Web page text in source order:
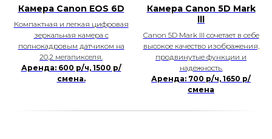
Камера Canon EOS 6D
Компактная и легкая цифровая
зеркальная камера с
полнокадровым датчиком на
20,2 мегапикселя.
Аренда: 600 р/ч, 1500 р/
смена.
Камера Canon 5D Mark
lll
Canon 5D Mark III сочетает в себе
высокое качество изображения,
продвинутые функции и
надежность.
Аренда: 700 р/ч, 1650 р/
смена